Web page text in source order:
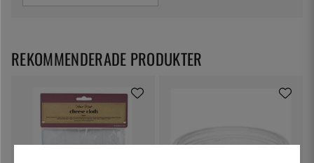
REKOMMENDERADE PRODUKTER